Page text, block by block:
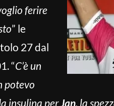
ferire
” le
27 dal
“C’è un
potevo
insulina perJan, la